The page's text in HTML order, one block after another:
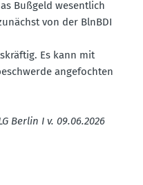
Bußgeld wesentlich
von der BlnBDI
Es kann mit
angefochten
Berlin I v. 09.06.2026